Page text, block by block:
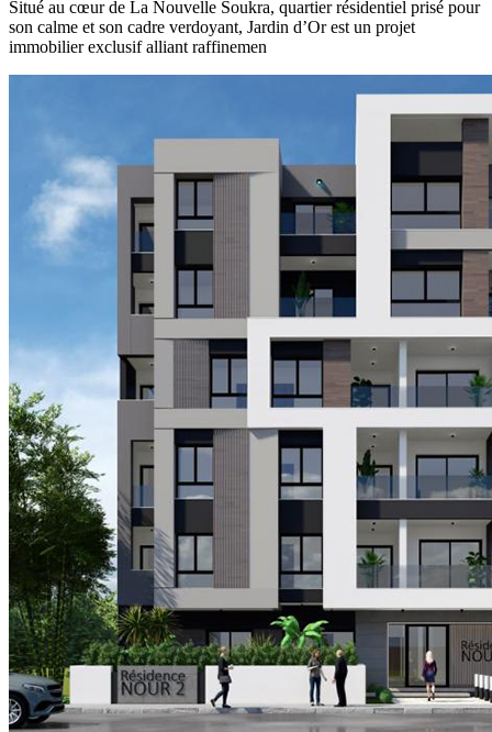
Situé au cœur de La Nouvelle Soukra, quartier résidentiel prisé pour
son calme et son cadre verdoyant, Jardin d’Or est un projet
immobilier exclusif alliant raffinemen